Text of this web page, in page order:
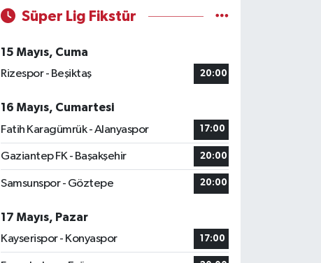
Süper Lig Fikstür
15 Mayıs, Cuma
Rizespor - Beşiktaş
20:00
16 Mayıs, Cumartesi
Fatih Karagümrük - Alanyaspor
17:00
Gaziantep FK - Başakşehir 20:00
Samsunspor - Göztepe 20:00
17 Mayıs, Pazar
Kayserispor - Konyaspor
17:00